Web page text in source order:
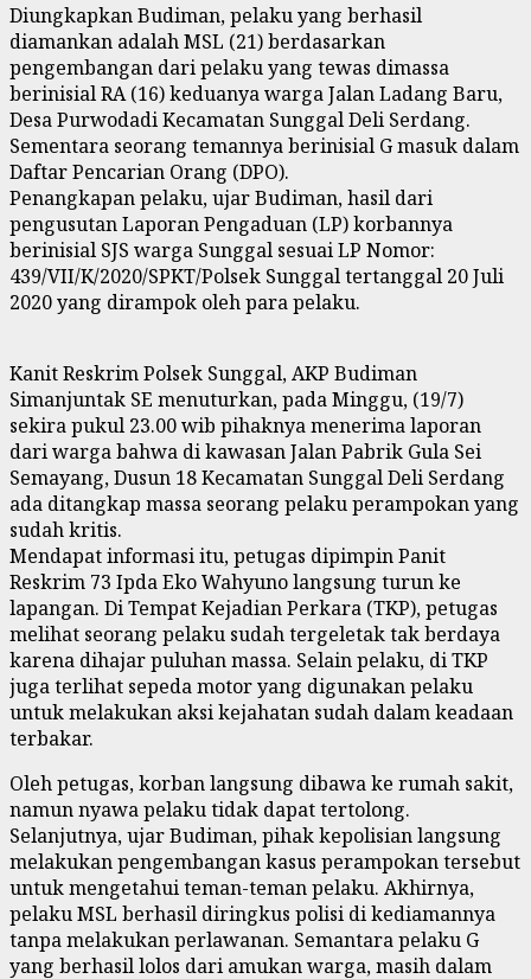
Diungkapkan Budiman, pelaku yang berhasil
diamankan adalah MSL (21) berdasarkan
pengembangan dari pelaku yang tewas dimassa
berinisial RA (16) keduanya warga Jalan Ladang Baru,
Desa Purwodadi Kecamatan Sunggal Deli Serdang.
Sementara seorang temannya berinisial G masuk dalam
Daftar Pencarian Orang (DPO).
Penangkapan pelaku, ujar Budiman, hasil dari
pengusutan Laporan Pengaduan (LP) korbannya
berinisial SJS warga Sunggal sesuai LP Nomor:
439/VII/K/2020/SPKT/Polsek Sunggal tertanggal 20 Juli
2020 yang dirampok oleh para pelaku.
Kanit Reskrim Polsek Sunggal, AKP Budiman
Simanjuntak SE menuturkan, pada Minggu, (19/7)
sekira pukul 23.00 wib pihaknya menerima laporan
dari warga bahwa di kawasan Jalan Pabrik Gula Sei
Semayang, Dusun 18 Kecamatan Sunggal Deli Serdang
ada ditangkap massa seorang pelaku perampokan yang
sudah kritis.
Mendapat informasi itu, petugas dipimpin Panit
Reskrim 73 Ipda Eko Wahyuno langsung turun ke
lapangan. Di Tempat Kejadian Perkara (TKP), petugas
melihat seorang pelaku sudah tergeletak tak berdaya
karena dihajar puluhan massa. Selain pelaku, di TKP
juga terlihat sepeda motor yang digunakan pelaku
untuk melakukan aksi kejahatan sudah dalam keadaan
terbakar.
Oleh petugas, korban langsung dibawa ke rumah sakit,
namun nyawa pelaku tidak dapat tertolong.
Selanjutnya, ujar Budiman, pihak kepolisian langsung
melakukan pengembangan kasus perampokan tersebut
untuk mengetahui teman-teman pelaku. Akhirnya,
pelaku MSL berhasil diringkus polisi di kediamannya
tanpa melakukan perlawanan. Semantara pelaku G
yang berhasil lolos dari amukan warga, masih dalam